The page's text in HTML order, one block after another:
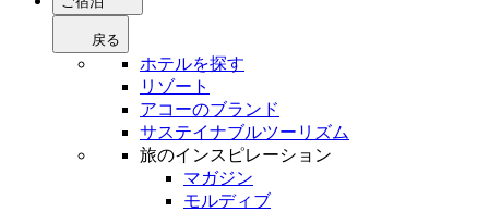
戻る
ホテルを探す
リゾート
アコーのブランド
サステイナブルツーリズム
旅のインスピレーション
マガジン
モルディブ